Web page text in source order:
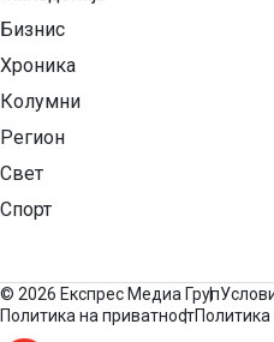
Бизнис
Хроника
Колумни
Регион
Свет
Спорт
© 2026 Експрес Медиа Груп
Политика на приватност